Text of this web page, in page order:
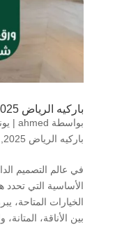
باركيه الرياض 2025 | الفخامة تبدأ من الأرضية
بواسطة ahmed
| يونيو
باركيه الرياض 2025
في عالم التصميم
الأساسية التي
بين الأناقة،